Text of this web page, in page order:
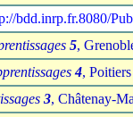
bdd.inrp.fr.8080/
5,
4,
3, Châtenay-